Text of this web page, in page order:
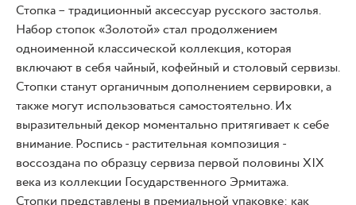
Стопка – традиционный аксессуар русского застолья.
Набор стопок «Золотой» стал продолжением
одноименной классической коллекция, которая
включают в себя чайный, кофейный и столовый сервизы.
Стопки станут органичным дополнением сервировки, а
также могут использоваться самостоятельно. Их
выразительный декор моментально притягивает к себе
внимание. Роспись - растительная композиция -
воссоздана по образцу сервиза первой половины XIX
века из коллекции Государственного Эрмитажа.